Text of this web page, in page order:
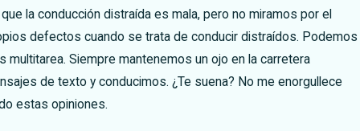
la conducción distraída es mala, pero no miramos por el
defectos cuando se trata de conducir distraídos. Podemos
multitarea. Siempre mantenemos un ojo en la carretera
de texto y conducimos. ¿Te suena? No me enorgullece
estas opiniones.